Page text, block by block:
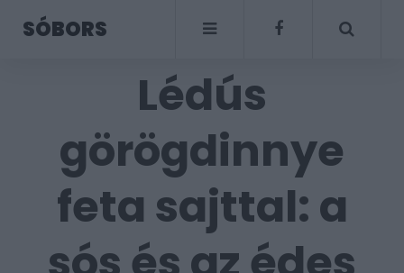
SÓBORS
Lédús
görögdinnye
feta sajttal: a